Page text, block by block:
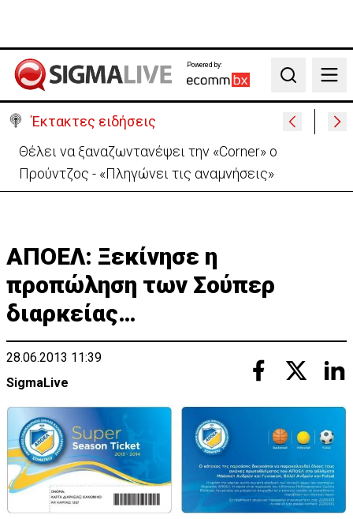
Powered by:
Search
Έκτακτες ειδήσεις
Χειροπέδες σε μοναχό για απόπειρα φόνου-
Μαχαίρωσε στο λαιμό 53χρονο
ΑΠΟΕΛ: Ξεκίνησε η
προπώληση των Σούπερ
διαρκείας…
28.06.2013 11:39
SigmaLive